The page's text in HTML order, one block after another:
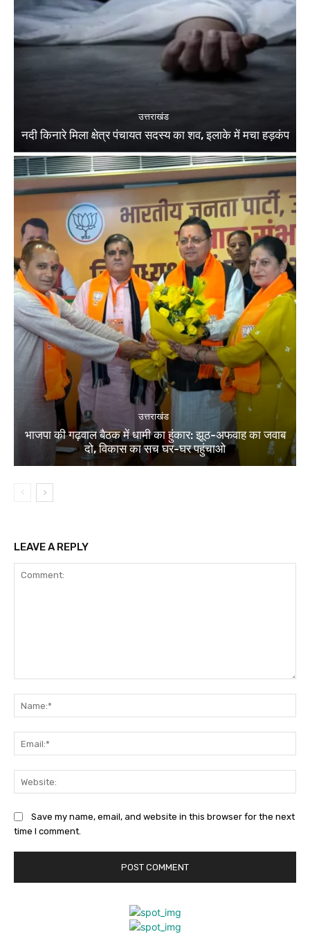
उत्तराखंड
नदी किनारे मिला क्षेत्र पंचायत सदस्य का शव, इलाके में मचा हड़कंप
उत्तराखंड
भाजपा की गढ़वाल बैठक में धामी का हुंकार: झूठ-अफवाह का जवाब
दो, विकास का सच घर-घर पहुंचाओ
LEAVE A REPLY
Save my name, email, and website in this browser for the next
time I comment.